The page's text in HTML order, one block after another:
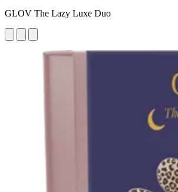
GLOV The Lazy Luxe Duo